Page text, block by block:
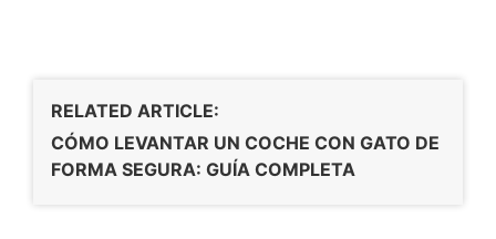
RELATED ARTICLE:
CÓMO LEVANTAR UN COCHE CON GATO DE
FORMA SEGURA: GUÍA COMPLETA